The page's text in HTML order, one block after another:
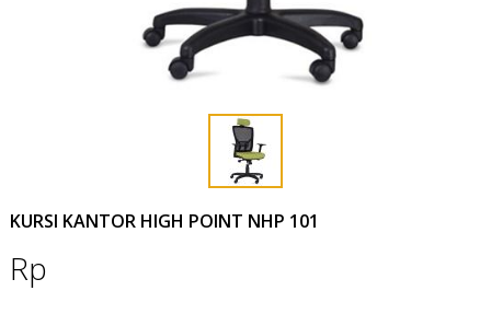
KURSI KANTOR HIGH POINT NHP 101
Rp